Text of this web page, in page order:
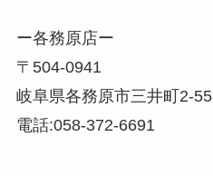
ー各務原店ー
〒504-0941
岐阜県各務原市三井町2-55
電話:058-372-6691